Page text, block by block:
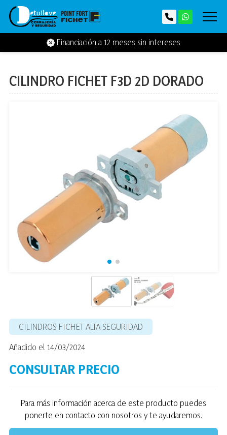
Financiación a 12 meses sin intereses
CILINDRO FICHET F3D 2D DORADO
CILINDROS FICHET ALTA SEGURIDAD
Añadido el 14/03/2024
CONSULTAR PRECIO
Para más información acerca de este producto puedes
ponerte en contacto con nosotros y te ayudaremos.